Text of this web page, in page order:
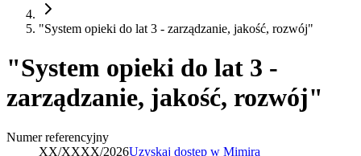
"System opieki do lat 3 - zarządzanie, jakość, rozwój"
"System opieki do lat 3 -
zarządzanie, jakość, rozwój"
Numer referencyjny
XX/XXXX/2026Uzyskaj dostęp w Mimira